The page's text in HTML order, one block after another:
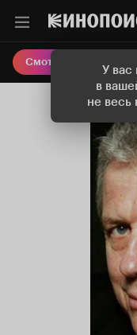
У вас
в
не весь
Смотреть кино